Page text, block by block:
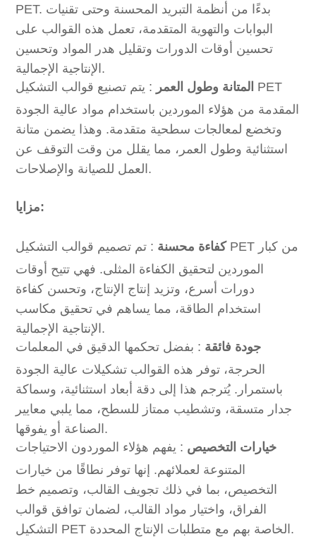
PET. بدءًا من أنظمة التبريد المحسنة وحتى تقنيات
البوابات والتهوية المتقدمة، تعمل هذه القوالب على
تحسين أوقات الدورات وتقليل هدر المواد وتحسين
المتانة وطول العمر : يتم تصنيع قوالب التشكيل PET
المقدمة من هؤلاء الموردين باستخدام مواد عالية الجودة
وتخضع لمعالجات سطحية متقدمة. وهذا يضمن متانة
استثنائية وطول العمر، مما يقلل من وقت التوقف عن
مزايا:
كفاءة محسنة : تم تصميم قوالب التشكيل PET من كبار
الموردين لتحقيق الكفاءة المثلى. فهي تتيح أوقات
دورات أسرع، وتزيد إنتاج الإنتاج، وتحسن كفاءة
استخدام الطاقة، مما يساهم في تحقيق مكاسب
جودة فائقة : بفضل تحكمها الدقيق في المعلمات
الحرجة، توفر هذه القوالب تشكيلات عالية الجودة
باستمرار. يُترجم هذا إلى دقة أبعاد استثنائية، وسماكة
جدار متسقة، وتشطيب ممتاز للسطح، مما يلبي معايير
خيارات التخصيص : يفهم هؤلاء الموردون الاحتياجات
المتنوعة لعملائهم. إنها توفر نطاقًا من خيارات
التخصيص، بما في ذلك تجويف القالب، وتصميم خط
الفراق، واختيار مواد القالب، لضمان توافق قوالب